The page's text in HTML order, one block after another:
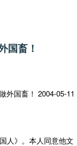
国畜！
外国畜！ 2004-05-11
人》。本人同意他文